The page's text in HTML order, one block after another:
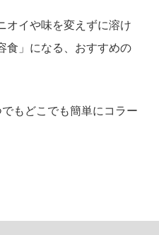
オイや味を変えずに溶け
食」になる、おすすめの
もどこでも簡単にコラー